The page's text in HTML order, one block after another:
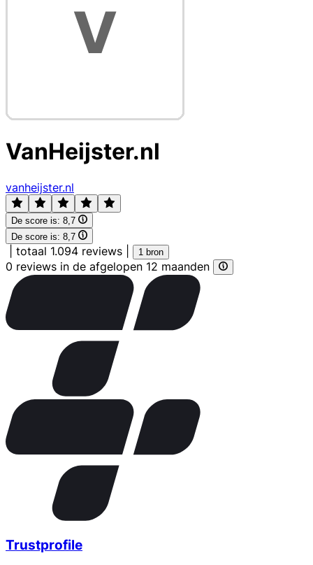
VanHeijster.nl
vanheijster.nl
De score is: 8,7
De score is: 8,7
totaal 1.094 reviews 1 bron
0 reviews in de afgelopen 12 maanden
Trustprofile